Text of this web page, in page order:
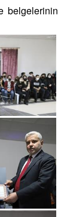
belgelerinin